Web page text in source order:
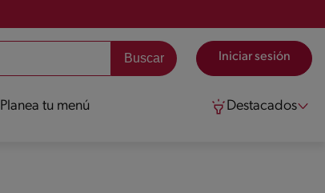
Iniciar sesión
Planea tu menú Destacados